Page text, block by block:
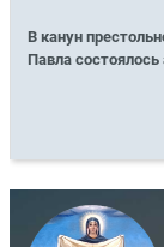
В канун
Павла